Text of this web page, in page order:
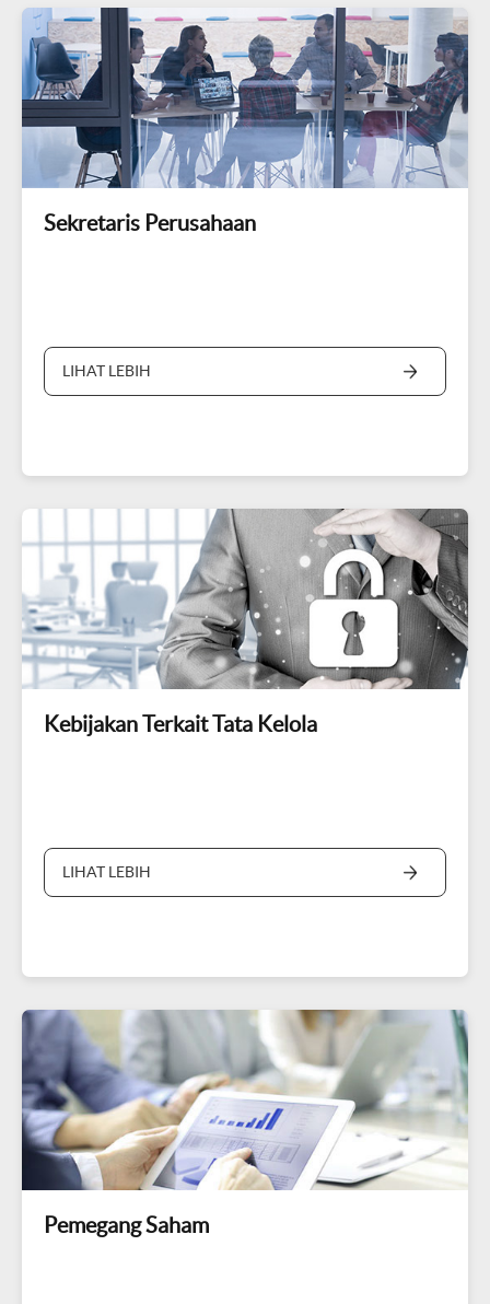
Sekretaris Perusahaan
LIHAT LEBIH
Kebijakan Terkait Tata Kelola
LIHAT LEBIH
Pemegang Saham